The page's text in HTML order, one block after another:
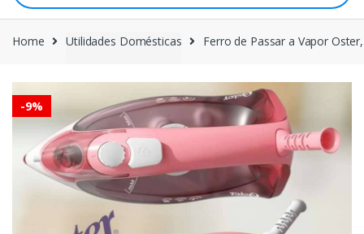
Home Utilidades Domésticas Ferro de Passar a Vapor
-9%